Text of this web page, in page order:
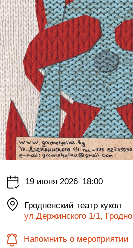
19 июня 2026 18:00
Гродненский театр кукол
ул.Держинского 1/1, Гродно
Напомнить о мероприятии